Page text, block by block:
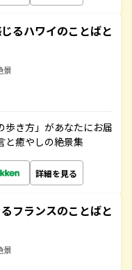
るハワイのことばと
景
歩き方」があなたにお届
と癒やしの絶景集
詳細を見る
フランスのことばと
景